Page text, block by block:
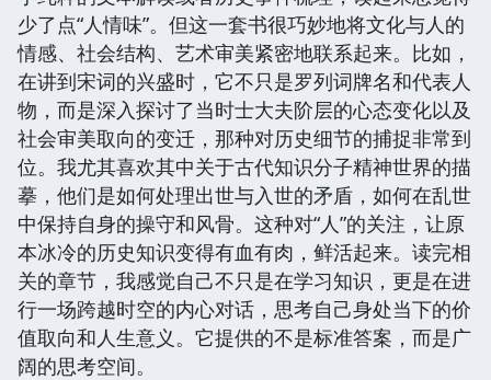
少了点“人情味”。但这一套书很巧妙地将文化与人的
情感、社会结构、艺术审美紧密地联系起来。比如，
在讲到宋词的兴盛时，它不只是罗列词牌名和代表人
物，而是深入探讨了当时士大夫阶层的心态变化以及
社会审美取向的变迁，那种对历史细节的捕捉非常到
位。我尤其喜欢其中关于古代知识分子精神世界的描
摹，他们是如何处理出世与入世的矛盾，如何在乱世
中保持自身的操守和风骨。这种对“人”的关注，让原
本冰冷的历史知识变得有血有肉，鲜活起来。读完相
关的章节，我感觉自己不只是在学习知识，更是在进
行一场跨越时空的内心对话，思考自己身处当下的价
值取向和人生意义。它提供的不是标准答案，而是广
阔的思考空间。